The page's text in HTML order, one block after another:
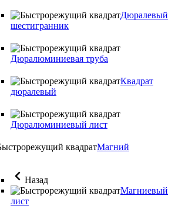
Дюралевый
шестигранник
Дюралюминиевая труба
Квадрат
дюралевый
Дюралюминиевый лист
Магний
Назад
Магниевый
лист